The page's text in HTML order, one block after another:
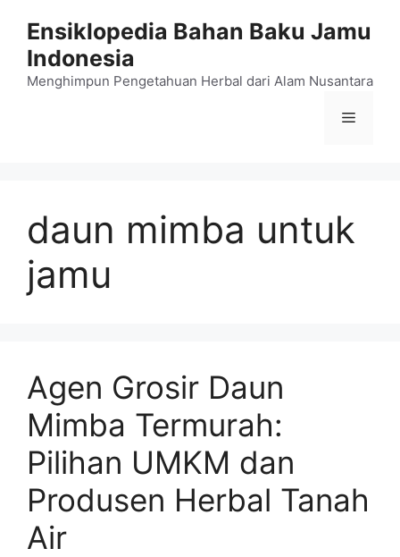
Ensiklopedia Bahan Baku Jamu
Indonesia
Menghimpun Pengetahuan Herbal dari Alam Nusantara
Menu
daun mimba untuk
jamu
Agen Grosir Daun
Mimba Termurah:
Pilihan UMKM dan
Produsen Herbal Tanah
Air